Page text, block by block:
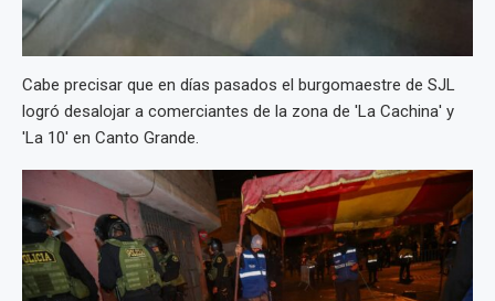
Cabe precisar que en días pasados el burgomaestre de SJL
logró desalojar a comerciantes de la zona de 'La Cachina' y
'La 10' en Canto Grande.